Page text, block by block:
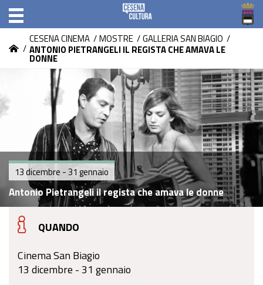
/
CESENA CINEMA /MOSTRE /GALLERIA SAN BIAGIO /
ANTONIO PIETRANGELI IL REGISTA CHE AMAVA LE
DONNE
13 dicembre - 31 gennaio
Antonio Pietrangeli il regista che amava le donne
QUANDO
Cinema San Biagio
13 dicembre - 31 gennaio